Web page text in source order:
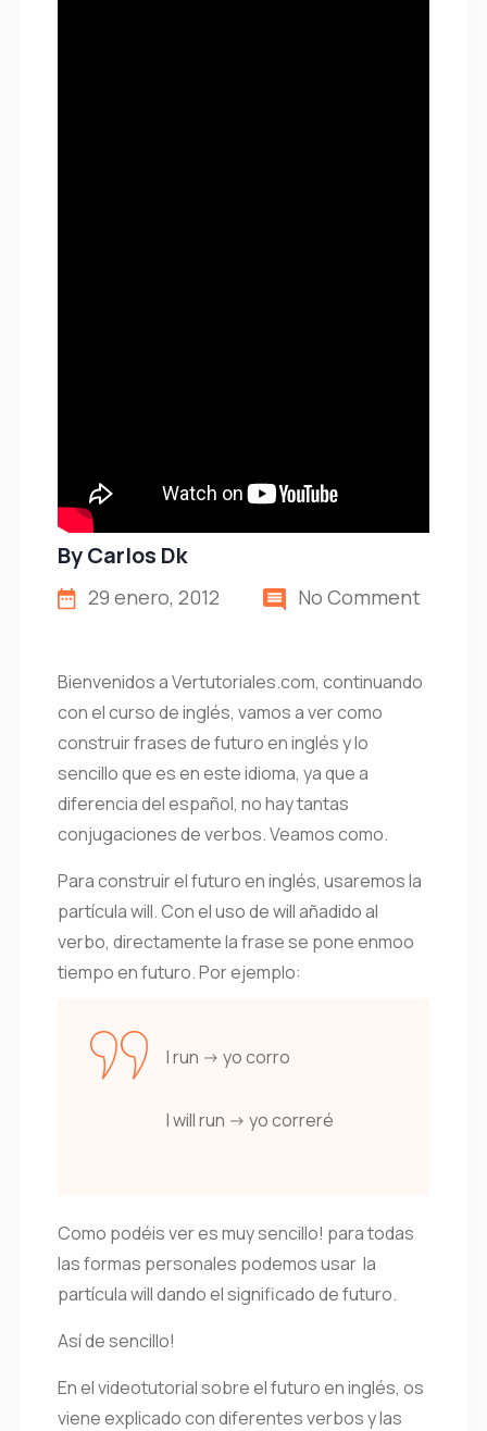
ByCarlos Dk
29 enero, 2012 No Comment
Bienvenidos a Vertutoriales.com, continuando
con el curso de inglés, vamos a ver como
construir frases de futuro en inglés y lo
sencillo que es en este idioma, ya que a
diferencia del español, no hay tantas
conjugaciones de verbos. Veamos como.
Para construir el futuro en inglés, usaremos la
partícula will. Con el uso de will añadido al
verbo, directamente la frase se pone enmoo
tiempo en futuro. Por ejemplo:
I run -> yo corro
I will run -> yo correré
Como podéis ver es muy sencillo! para todas
las formas personales podemos usar la
partícula will dando el significado de futuro.
Así de sencillo!
En el videotutorial sobre el futuro en inglés, os
viene explicado con diferentes verbos y las